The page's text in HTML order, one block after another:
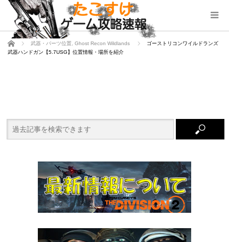
ホーム 武器・パーツ位置 Ghost Recon Wildlands
ゴーストリコンワイルドランズ
武器ハンドガン【5.7USG】位置情報・場所を紹介